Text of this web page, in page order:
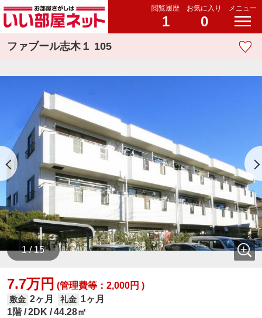
閲覧履歴
1
お気に入り
0
メニュー
ファブール志木１ 105
1 / 15
7.7万円 (管理費等：2,000円 )
敷金 2ヶ月 礼金 1ヶ月
1階 2DK 44.28㎡